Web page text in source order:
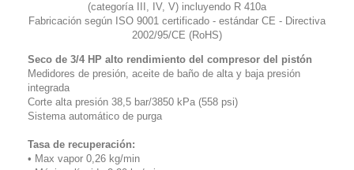
(categoría III, IV, V) incluyendo R 410a
Fabricación según ISO 9001 certificado - estándar CE - Directiva
2002/95/CE (RoHS)
Seco de 3/4 HP alto rendimiento del compresor del pistón
Medidores de presión, aceite de baño de alta y baja presión
integrada
Corte alta presión 38,5 bar/3850 kPa (558 psi)
Sistema automático de purga
Tasa de recuperación:
• Max vapor 0,26 kg/min